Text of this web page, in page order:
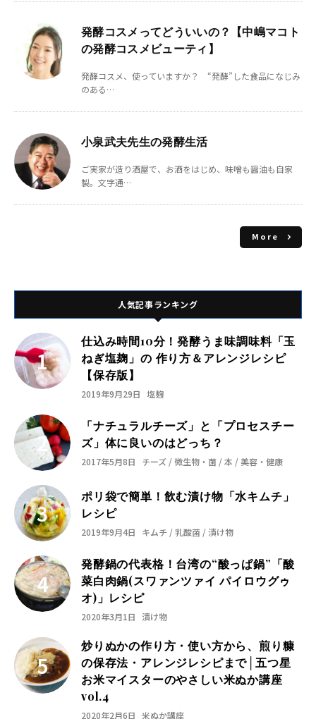
発酵コスメってどういいの？【中嶋マコト
の発酵コスメビューティ】
発酵コスメ、使っていますか？ “発酵”した食品になじみ
のある…
小泉武夫先生の発酵生活
ご実家が造り酒屋で、お酒をはじめ、味噌も醤油も自家
製。文字通…
More
人気記事ランキング
仕込み時間10分！発酵うま味調味料「玉
ねぎ塩麹」の 作り方＆アレンジレシピ
【保存版】
2019年9月29日 塩麹
「ナチュラルチーズ」と「プロセスチー
ズ」体に良いのはどっち？
2017年5月8日 チーズ / 微生物・菌 / 本 / 美容・健康
ポリ袋で簡単！飲む漬け物「水キムチ」
レシピ
2019年9月4日 キムチ / 乳酸菌 / 漬け物
発酵鍋の代表格！台湾の“酸っぱ鍋”「酸
菜白肉鍋(スワァンツァイ パイロウグゥ
オ)」レシピ
2020年3月1日 漬け物
炒りぬかの作り方・使い方から、煎り糠
の保存法・アレンジレシピまで│五つ星
お米マイスターのやさしい米ぬか講座
vol.4
2020年2月6日 米ぬか講座